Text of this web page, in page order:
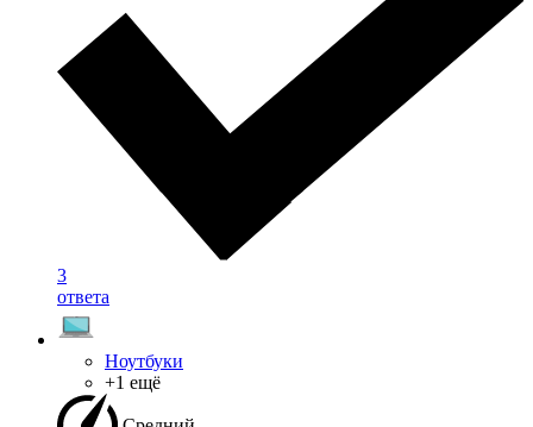
3
ответа
Ноутбуки
+1 ещё